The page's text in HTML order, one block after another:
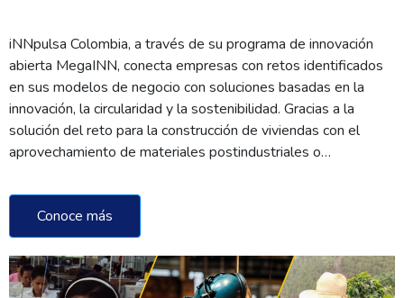
iNNpulsa Colombia, a través de su programa de innovación
abierta MegaINN, conecta empresas con retos identificados
en sus modelos de negocio con soluciones basadas en la
innovación, la circularidad y la sostenibilidad. Gracias a la
solución del reto para la construcción de viviendas con el
aprovechamiento de materiales postindustriales o…
Conoce más